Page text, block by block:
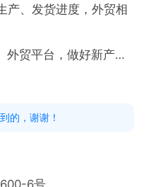
产、发货进度，外贸相
外贸平台，做好新产品
询盘并做好后期跟进
的，谢谢！
6号